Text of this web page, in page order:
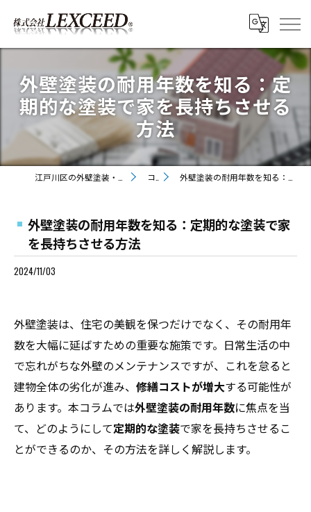
外壁塗装の耐用年数を知る：定
期的な塗装で家を長持ちさせる
方法
コラム 外壁塗装の耐用年数を知る：定期的な塗装で家を長持ちさせる方法
外壁塗装の耐用年数を知る：定期的な塗装で家
を長持ちさせる方法
2024/11/03
外壁塗装は、住宅の美観を保つだけでなく、その耐用年
数を大幅に延ばすための重要な施策です。日常生活の中
で忘れがちな外壁のメンテナンスですが、これを怠ると
建物全体の劣化が進み、 修繕コストが増大する可能性が
あります。本コラムでは外壁塗装の耐用年数に焦点を当
て、どのようにして定期的な塗装で家を長持ちさせるこ
とができるのか、その方法を詳しく解説します。